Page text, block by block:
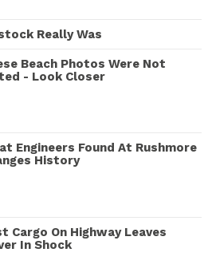
Really Was
Beach Photos Were Not
- Look Closer
Engineers Found At Rushmore
History
Cargo On Highway Leaves
In Shock